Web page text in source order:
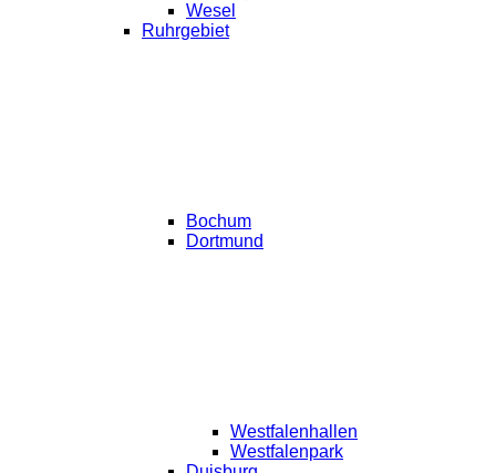
Wesel
Ruhrgebiet
Bochum
Dortmund
Westfalenhallen
Westfalenpark